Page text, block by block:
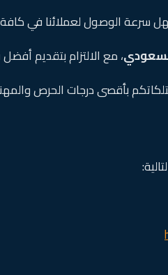
سرعة الوصول لعملائنا في
، مع الالتزام بتقديم
بأقصى درجات الحرص